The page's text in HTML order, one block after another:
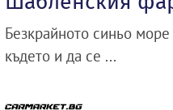
Безкрайното синьо
където и да се ...